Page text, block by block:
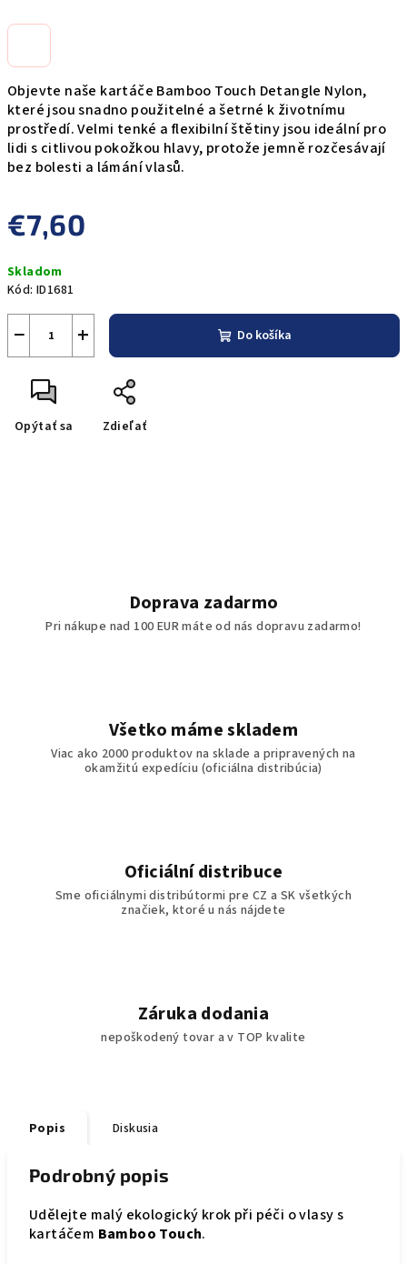
Objevte naše kartáče Bamboo Touch Detangle Nylon,
které jsou snadno použitelné a šetrné k životnímu
prostředí. Velmi tenké a flexibilní štětiny jsou ideální pro
lidi s citlivou pokožkou hlavy, protože jemně rozčesávají
bez bolesti a lámání vlasů.
€7,60
cena:
Skladom
Kód: ID1681
+
− Do košíka
Opýtať sa Zdieľať
Doprava zadarmo
Pri nákupe nad 100 EUR máte od nás dopravu zadarmo!
Všetko máme skladem
Viac ako 2000 produktov na sklade a pripravených na
okamžitú expedíciu (oficiálna distribúcia)
Oficiální distribuce
Sme oficiálnymi distribútormi pre CZ a SK všetkých
značiek, ktoré u nás nájdete
Záruka dodania
nepoškodený tovar a v TOP kvalite
Popis Diskusia
Podrobný popis
Udělejte malý ekologický krok při péči o vlasy s
kartáčem Bamboo Touch.